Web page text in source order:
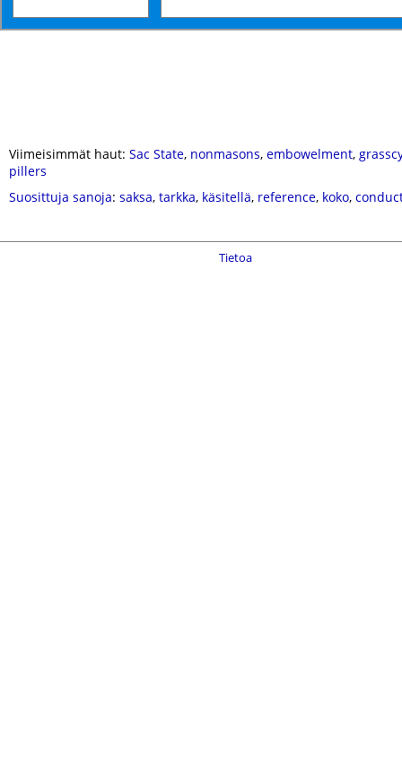
Viimeisimmät haut: Sac State, nonmasons, embowelment,
pillers
Suosittuja sanoja: saksa, tarkka, käsitellä, reference, koko,
Tietoa